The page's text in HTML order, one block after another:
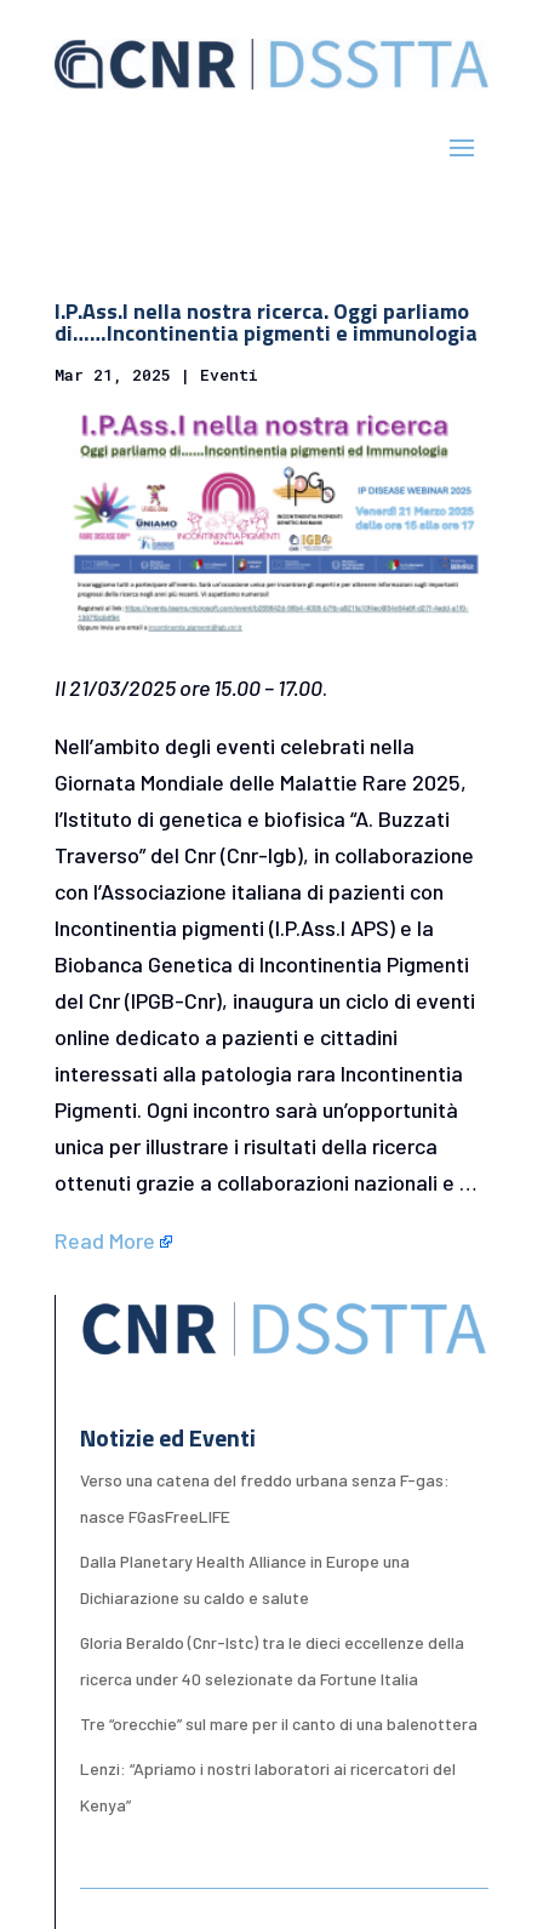
I.P.Ass.I nella nostra ricerca. Oggi parliamo
di……Incontinentia pigmenti e immunologia
Mar 21, 2025 | Eventi
Il 21/03/2025 ore 15.00 – 17.00.
Nell’ambito degli eventi celebrati nella
Giornata Mondiale delle Malattie Rare 2025,
l’Istituto di genetica e biofisica “A. Buzzati
Traverso” del Cnr (Cnr-Igb), in collaborazione
con l’Associazione italiana di pazienti con
Incontinentia pigmenti (I.P.Ass.I APS) e la
Biobanca Genetica di Incontinentia Pigmenti
del Cnr (IPGB-Cnr), inaugura un ciclo di eventi
online dedicato a pazienti e cittadini
interessati alla patologia rara Incontinentia
Pigmenti. Ogni incontro sarà un’opportunità
unica per illustrare i risultati della ricerca
ottenuti grazie a collaborazioni nazionali e …
Read More
Notizie ed Eventi
Verso una catena del freddo urbana senza F-gas:
nasce FGasFreeLIFE
Dalla Planetary Health Alliance in Europe una
Dichiarazione su caldo e salute
Gloria Beraldo (Cnr-Istc) tra le dieci eccellenze della
ricerca under 40 selezionate da Fortune Italia
Tre “orecchie” sul mare per il canto di una balenottera
Lenzi: “Apriamo i nostri laboratori ai ricercatori del
Kenya”